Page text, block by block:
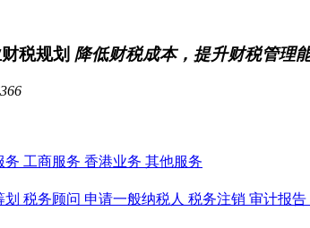
税规划 降低财税成本，提升财税管理
务 工商服务 香港业务 其他服务
划 税务顾问 申请一般纳税人 税务注销 审计报告